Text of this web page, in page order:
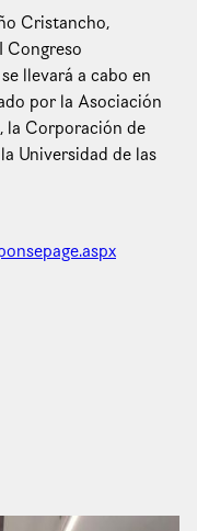
Cristancho,
Congreso
llevará a cabo en
por la Asociación
la Corporación de
Universidad de las